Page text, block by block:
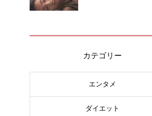
カテゴリー
エンタメ
ダイエット